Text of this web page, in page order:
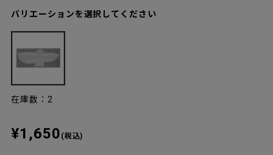
バリエーションを選択してください
在庫数：2
¥1,650 (税込)